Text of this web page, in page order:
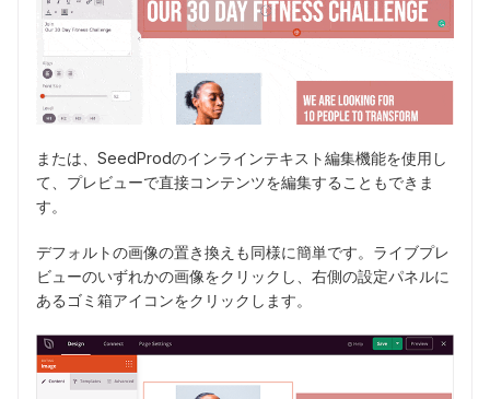
または、SeedProdのインラインテキスト編集機能を使用し
て、プレビューで直接コンテンツを編集することもできま
す。
デフォルトの画像の置き換えも同様に簡単です。ライブプレ
ビューのいずれかの画像をクリックし、右側の設定パネルに
あるゴミ箱アイコンをクリックします。